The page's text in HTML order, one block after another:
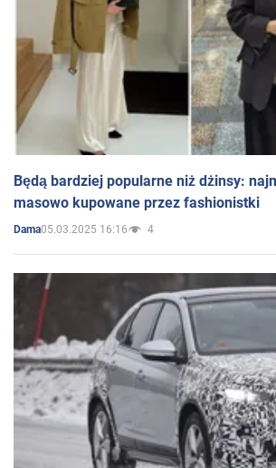
Będą bardziej popularne niż dżinsy:
masowo kupowane przez fashionistki
Dama05.03.2025 16:16 4